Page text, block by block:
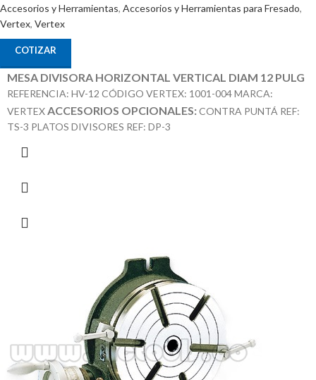
Accesorios y Herramientas, Accesorios y Herramientas para Fresado,
Vertex, Vertex
COTIZAR
MESA DIVISORA HORIZONTAL VERTICAL DIAM 12 PULG
REFERENCIA: HV-12 CÓDIGO VERTEX: 1001-004 MARCA:
VERTEX ACCESORIOS OPCIONALES:CONTRA PUNTÁ REF:
TS-3 PLATOS DIVISORES REF: DP-3